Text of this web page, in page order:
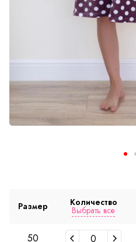
Размер Количество
Выбрать все
50